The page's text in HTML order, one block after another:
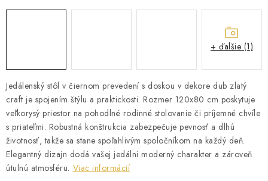
STOJANY A REGÁLY
SKRIŇA NA TOPANKY
FAQ - NAJČASTEJŠIE OTÁZKY
Všeobecné obchodné podmienky
Reklamácia vrátenie tovaru
Kontakty
Jedálenský stôl v čiernom prevedení s doskou v dekore dub zlatý
craft je spojením štýlu a praktickosti. Rozmer 120x80 cm poskytuje
veľkorysý priestor na pohodlné rodinné stolovanie či príjemné chvíle
s priateľmi. Robustná konštrukcia zabezpečuje pevnosť a dlhú
životnosť, takže sa stane spoľahlivým spoločníkom na každý deň.
Elegantný dizajn dodá vašej jedálni moderný charakter a zároveň
útulnú atmosféru. Viac informácií
+ ďalšie (1)